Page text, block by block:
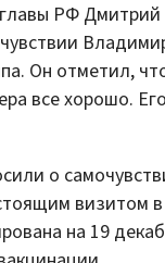
РФ
Он отметил,
все хорошо.
о
визитом
на 19